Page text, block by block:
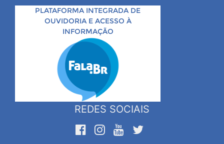
PLATAFORMA INTEGRADA DE
OUVIDORIA E ACESSO À
INFORMAÇÃO
REDES SOCIAIS